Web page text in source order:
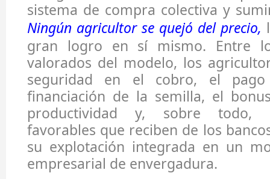
sistema de compra colectiva y
Ningún agricultor se quejó del precio,
gran logro en sí mismo. Entre
valorados del modelo, los
seguridad en el cobro, el pago
financiación de la semilla, el
productividad y, sobre todo,
favorables que reciben de los
su explotación integrada en un
empresarial de envergadura.